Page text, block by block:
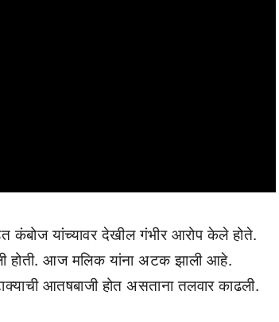
कंबोज यांच्यावर देखील गंभीर आरोप केले होते.
होती. आज मलिक यांना अटक झाली आहे.
आतषबाजी होत असताना तलवार काढली.